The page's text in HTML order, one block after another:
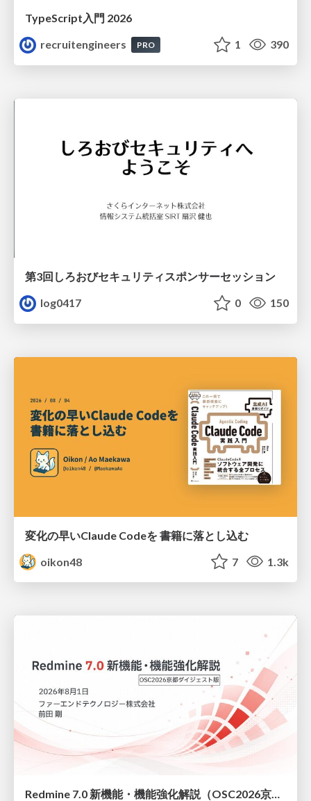
TypeScript入門 2026
recruitengineers
PRO 1 390
第3回しろおびセキュリティスポンサーセッション
log0417
0 150
変化の早いClaude Codeを 書籍に落とし込む
oikon48
7 1.3k
Redmine 7.0 新機能・機能強化解説（OSC2026京都ダイジェスト版）